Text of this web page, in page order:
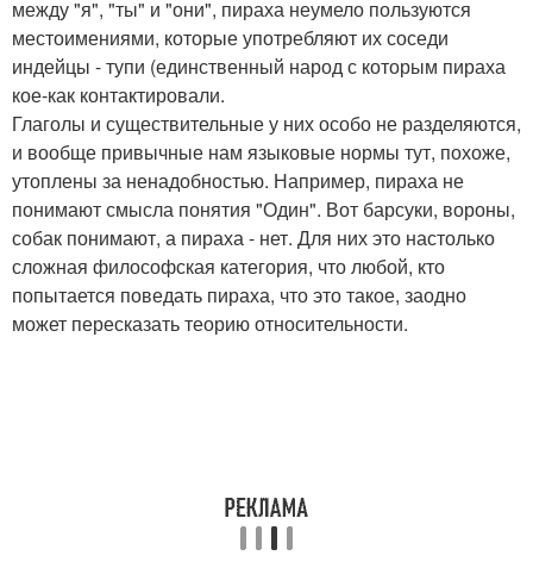
между "я", "ты" и "они", пираха неумело пользуются
местоимениями, которые употребляют их соседи
индейцы - тупи (единственный народ с которым пираха
кое-как контактировали.
Глаголы и существительные у них особо не разделяются,
и вообще привычные нам языковые нормы тут, похоже,
утоплены за ненадобностью. Например, пираха не
понимают смысла понятия "Один". Вот барсуки, вороны,
собак понимают, а пираха - нет. Для них это настолько
сложная философская категория, что любой, кто
попытается поведать пираха, что это такое, заодно
может пересказать теорию относительности.